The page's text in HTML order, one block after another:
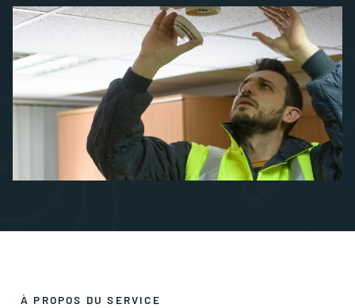
À PROPOS DU SERVICE